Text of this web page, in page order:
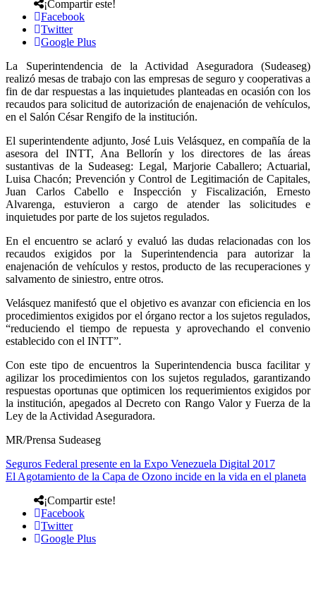
¡Compartir este!
Facebook
Twitter
Google Plus
La Superintendencia de la Actividad Aseguradora (Sudeaseg)
realizó mesas de trabajo con las empresas de seguro y cooperativas a
fin de dar respuestas a las inquietudes planteadas en ocasión con los
recaudos para solicitud de autorización de enajenación de vehículos,
en el Salón César Rengifo de la institución.
El superintendente adjunto, José Luis Velásquez, en compañía de la
asesora del INTT, Ana Bellorín y los directores de las áreas
sustantivas de la Sudeaseg: Legal, Marjorie Caballero; Actuarial,
Luisa Chacón; Prevención y Control de Legitimación de Capitales,
Juan Carlos Cabello e Inspección y Fiscalización, Ernesto
Alvarenga, estuvieron a cargo de atender las solicitudes e
inquietudes por parte de los sujetos regulados.
En el encuentro se aclaró y evaluó las dudas relacionadas con los
recaudos exigidos por la Superintendencia para autorizar la
enajenación de vehículos y restos, producto de las recuperaciones y
salvamento de siniestro, entre otros.
Velásquez manifestó que el objetivo es avanzar con eficiencia en los
procedimientos exigidos por el órgano rector a los sujetos regulados,
“reduciendo el tiempo de repuesta y aprovechando el convenio
establecido con el INTT”.
Con este tipo de encuentros la Superintendencia busca facilitar y
agilizar los procedimientos con los sujetos regulados, garantizando
respuestas oportunas que optimicen los requerimientos exigidos por
la institución, apegados al Decreto con Rango Valor y Fuerza de la
Ley de la Actividad Aseguradora.
MR/Prensa Sudeaseg
Seguros Federal presente en la Expo Venezuela Digital 2017
El Agotamiento de la Capa de Ozono incide en la vida en el planeta
¡Compartir este!
Facebook
Twitter
Google Plus